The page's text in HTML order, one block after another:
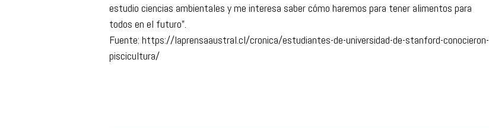
estudio ciencias ambientales y me interesa saber cómo haremos para tener alimentos para
todos en el futuro”.
Fuente: https://laprensaaustral.cl/cronica/estudiantes-de-universidad-de-stanford-conocieron-
piscicultura/